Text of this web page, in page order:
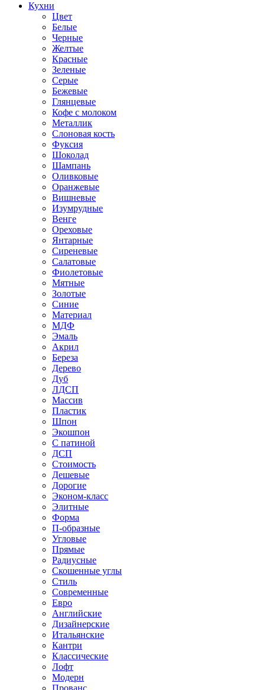
Кухни
Цвет
Белые
Черные
Желтые
Красные
Зеленые
Серые
Бежевые
Глянцевые
Кофе с молоком
Металлик
Слоновая кость
Фуксия
Шоколад
Шампань
Оливковые
Оранжевые
Вишневые
Изумрудные
Венге
Ореховые
Янтарные
Сиреневые
Салатовые
Фиолетовые
Мятные
Золотые
Синие
Материал
МДФ
Эмаль
Акрил
Береза
Дерево
Дуб
ЛДСП
Массив
Пластик
Шпон
Экошпон
С патиной
ДСП
Стоимость
Дешевые
Дорогие
Эконом-класс
Элитные
Форма
П-образные
Угловые
Прямые
Радиусные
Скошенные углы
Стиль
Современные
Евро
Английские
Дизайнерские
Итальянские
Кантри
Классические
Лофт
Модерн
Прованс